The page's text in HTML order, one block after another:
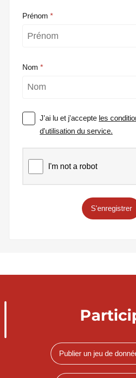
Prénom
Nom
J'ai lu et j'accepte les
d'utilisation du service.
S'enregistrer
Publier un jeu de